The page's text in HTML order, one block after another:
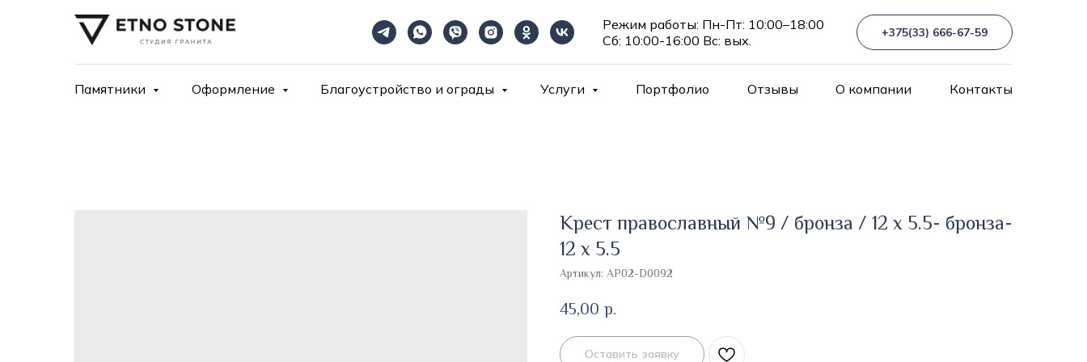
Режим работы: Пн-Пт: 10:00–18:00
Сб: 10:00-16:00 Вс: вых.
+375(33) 666-67-59
Памятники Оформление Благоустройство и ограды Услуги Портфолио Отзывы О компании Контакты
Крест православный №9 / бронза / 12 х 5.5- бронза-
12 х 5.5
Артикул: AP02-D0092
45,00 р.
Оставить заявку